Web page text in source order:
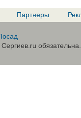
Партнеры
обязательна.